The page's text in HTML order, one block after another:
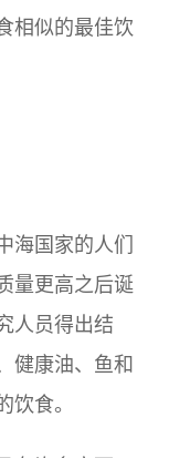
相似的最佳饮
海国家的人们
量更高之后诞
人员得出结
健康油、鱼和
饮食。